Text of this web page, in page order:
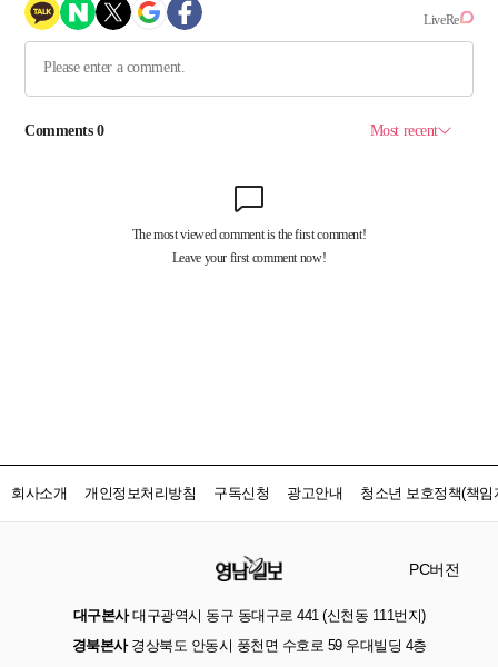
회사소개 개인정보처리방침 구독신청 광고안내 청소년 보호정책(책임
PC버전
대구본사대구광역시 동구 동대구로 441 (신천동 111번지)
경북본사경상북도 안동시 풍천면 수호로 59 우대빌딩 4층